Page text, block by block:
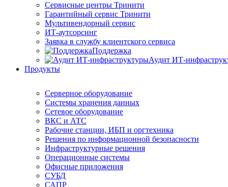
Сервисные центры Тринити
Гарантийный сервис Тринити
Мультивендорный сервис
ИТ-аутсорсинг
Заявка в службу клиентского сервиса
Поддержка
Аудит ИТ-
Продукты
Серверное оборудование
Системы хранения данных
Сетевое оборудование
ВКС и АТС
Рабочие станции, ИБП и оргтехника
Решения по информационной безопасности
Инфраструктурные решения
Операционные системы
Офисные приложения
СУБД
САПР